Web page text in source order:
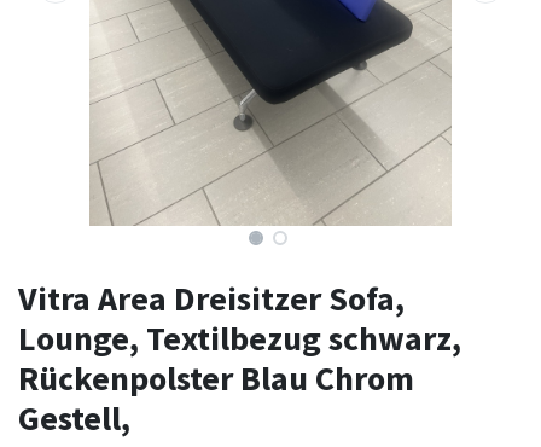
Vitra Area Dreisitzer Sofa,
Lounge, Textilbezug schwarz,
Rückenpolster Blau Chrom
Gestell,